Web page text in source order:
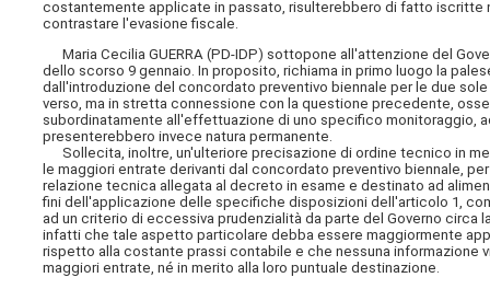
costantemente applicate in passato, risulterebbero di fatto iscritte
contrastare l'evasione fiscale.
Maria Cecilia GUERRA (PD-IDP) sottopone all'attenzione del
dello scorso 9 gennaio. In proposito, richiama in primo luogo la
dall'introduzione del concordato preventivo biennale per le due
verso, ma in stretta connessione con la questione precedente,
subordinatamente all'effettuazione di uno specifico monitoraggio,
presenterebbero invece natura permanente.
Sollecita, inoltre, un'ulteriore precisazione di ordine tecnico in
le maggiori entrate derivanti dal concordato preventivo biennale,
relazione tecnica allegata al decreto in esame e destinato ad
fini dell'applicazione delle specifiche disposizioni dell'articolo 1,
ad un criterio di eccessiva prudenzialità da parte del Governo
infatti che tale aspetto particolare debba essere maggiormente
rispetto alla costante prassi contabile e che nessuna informazione
maggiori entrate, né in merito alla loro puntuale destinazione.